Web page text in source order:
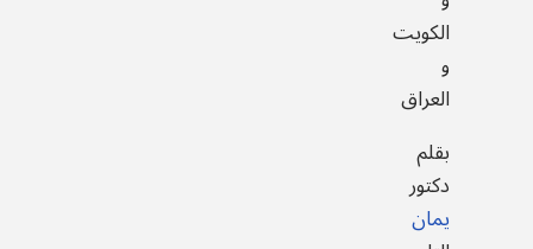
الكويت
و
العراق
بقلم
دكتور
يمان